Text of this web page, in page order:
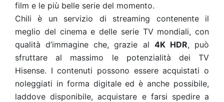
film e le più belle serie del momento.
Chili è un servizio di streaming contenente il
meglio del cinema e delle serie TV mondiali, con
qualità d’immagine che, grazie al 4K HDR, può
sfruttare al massimo le potenzialità dei TV
Hisense. I contenuti possono essere acquistati o
noleggiati in forma digitale ed è anche possibile,
laddove disponibile, acquistare e farsi spedire a